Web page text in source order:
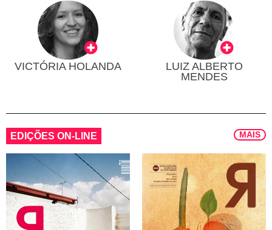
VICTÓRIA HOLANDA
LUIZ ALBERTO
MENDES
EDIÇÕES ON-LINE MAIS